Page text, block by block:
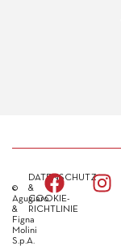
©
Agugiaro
&
Figna
Molini
S.p.A.
DATENSCHUTZ
&
COOKIE-
RICHTLINIE